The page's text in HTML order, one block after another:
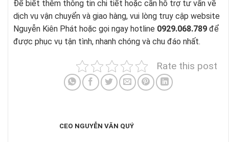
Để biết thêm thông tin chi tiết hoặc cần hỗ trợ tư vấn về
dịch vụ vận chuyển và giao hàng, vui lòng truy cập website
Nguyễn Kiên Phát hoặc gọi ngay hotline 0929.068.789 để
được phục vụ tận tình, nhanh chóng và chu đáo nhất.
Rate this post
CEO NGUYỄN VĂN QUÝ